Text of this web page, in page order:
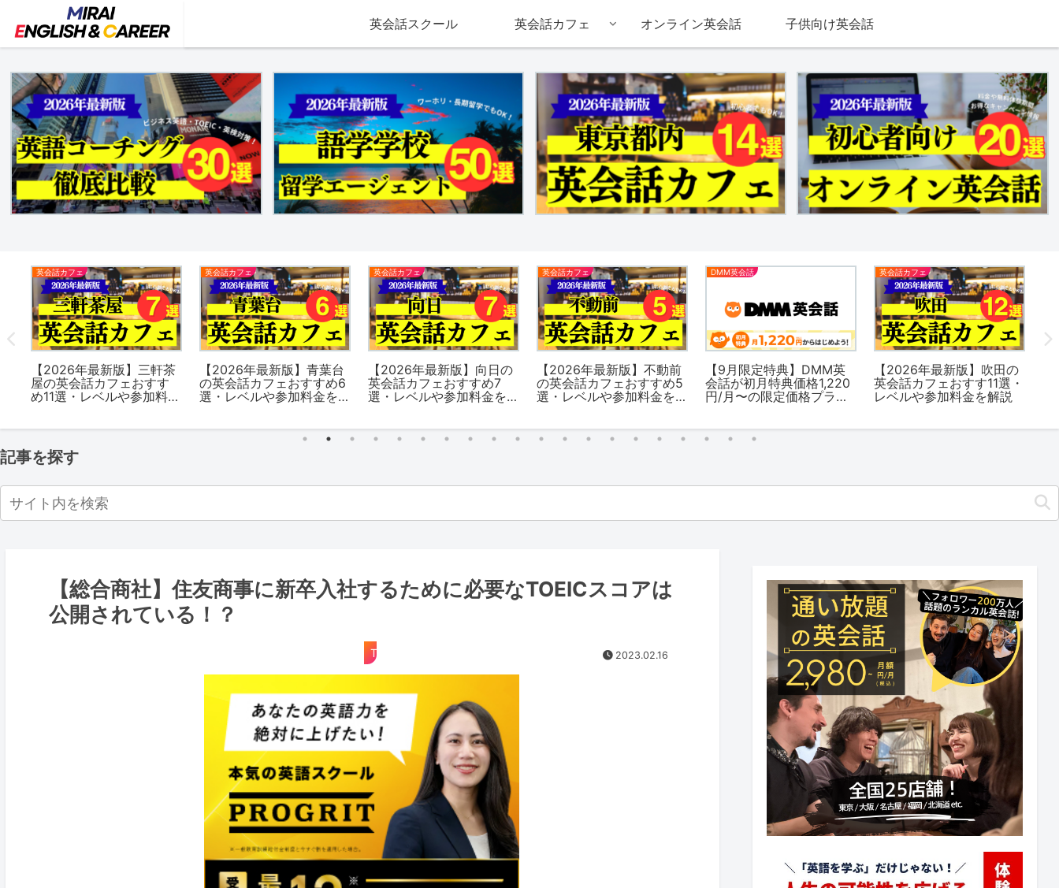
英会話スクール 英会話カフェ オンライン英会話 子供向け英会話
英会話カフェ
【2026年最新版】三軒茶
屋の英会話カフェおすす
め11選・レベルや参加料金
英会話カフェ
【2026年最新版】青葉台
の英会話カフェおすすめ6
選・レベルや参加料金を
英会話カフェ
【2026年最新版】向日の
英会話カフェおすすめ7
選・レベルや参加料金を
英会話カフェ
【2026年最新版】不動前
の英会話カフェおすすめ5
選・レベルや参加料金を
DMM英会話
【9月限定特典】DMM英
会話が初月特典価格1,220
円/月〜の限定価格プラン
英会話カフェ
【2026年最新版】吹田の
英会話カフェおすす11選・
レベルや参加料金を解説
記事を探す
【総合商社】住友商事に新卒入社するために必要なTOEICスコアは
公開されている！？
TOEIC 2023.02.16